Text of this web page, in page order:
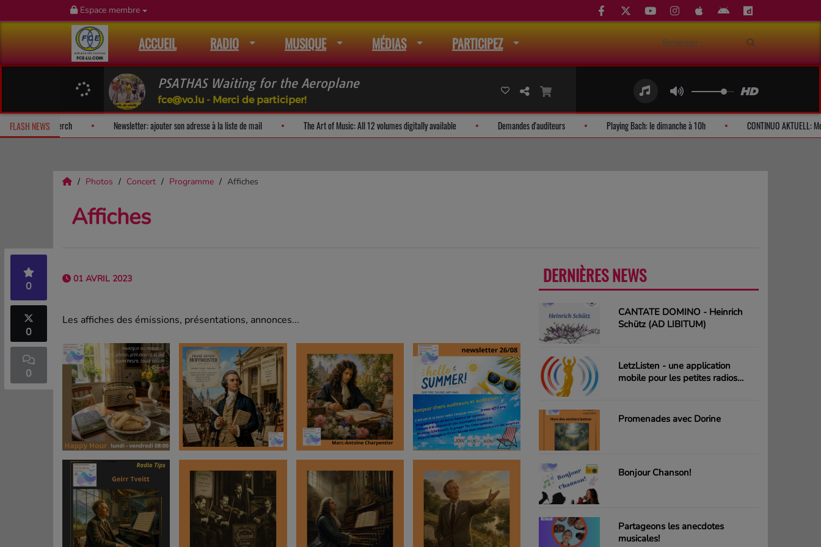
Espace membre
ACCUEIL RADIO MUSIQUE MÉDIAS PARTICIPEZ
PSATHAS Waiting for the Aeroplane
fce@vo.lu - Merci de participer!
FLASH NEWS Fan Releases & Merch Newsletter: ajouter son adresse à la liste de mail The Art of Music: All 12 volumes digitally available Demandes d'auditeurs Playing Bach: le dimanche à 10h
Photos Concert Programme Affiches
Affiches
0
0
0
01 AVRIL 2023
Les affiches des émissions, présentations, annonces...
DERNIÈRES NEWS
CANTATE DOMINO - Heinrich
Schütz (AD LIBITUM)
LetzListen - une application
mobile pour les petites radios
Promenades avec Dorine
Bonjour Chanson!
Partageons les anecdotes
musicales!